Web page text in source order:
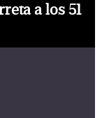
a los 51